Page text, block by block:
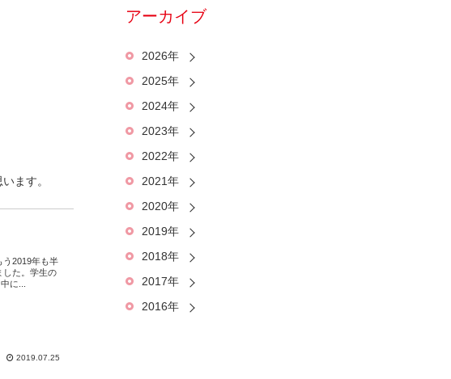
ます。
う2019年も半
した。学生の
に...
2019.07.25
アーカイブ
2026年
2025年
2024年
2023年
2022年
2021年
2020年
2019年
2018年
2017年
2016年